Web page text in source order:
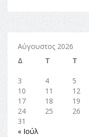
Αύγουστος 2026
Δ
Τ Τ
3
4 5
10
11 12
17
18 19
24
25 26
31
« Ιούλ